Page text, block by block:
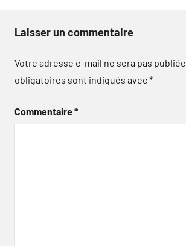
Laisser un commentaire
Votre adresse e-mail ne sera pas publiée.
obligatoires sont indiqués avec*
Commentaire*